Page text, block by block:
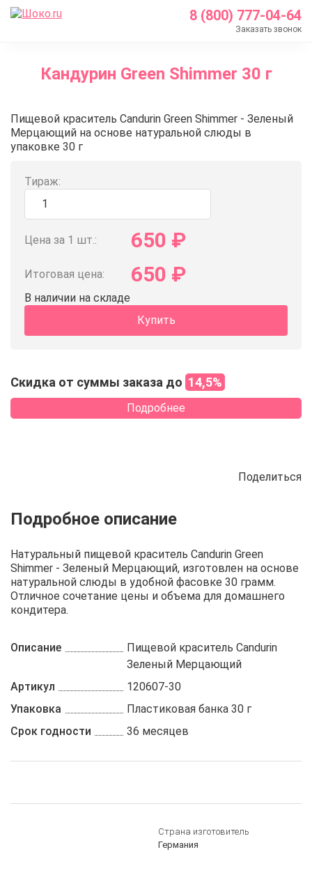
8 (800) 777-04-64
Заказать звонок
Каталог
Пищевые красители
Кандурин
Кандурин Green Shimmer 30 г
Кандурин Green Shimmer 30 г
Пищевой краситель Candurin Green Shimmer - Зеленый
Мерцающий на основе натуральной слюды в
упаковке 30 г
Тираж:
Цена за 1 шт.: 650 ₽
Итоговая цена: 650 ₽
В наличии на складе
Купить
Скидка от суммы заказа до 14,5%
Подробнее
Поделиться
Описание Отзывы Рецепты
Натуральный пищевой краситель Candurin Green
Shimmer - Зеленый Мерцающий, изготовлен на основе
натуральной слюды в удобной фасовке 30 грамм.
Отличное сочетание цены и объема для домашнего
кондитера.
Описание
Пищевой краситель Candurin
Зеленый Мерцающий
Артикул
120607-30
Упаковка
Пластиковая банка 30 г
Срок годности
36 месяцев
Страна изготовитель
Германия